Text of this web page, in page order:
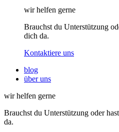
wir helfen gerne
Brauchst du Unterstützung
dich da.
Kontaktiere uns
blog
über uns
wir helfen gerne
Brauchst du Unterstützung oder
da.